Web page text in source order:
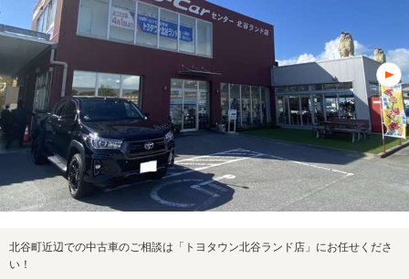
北谷町近辺での中古車のご相談は「トヨタウン北谷ランド店」にお任せくださ
い！